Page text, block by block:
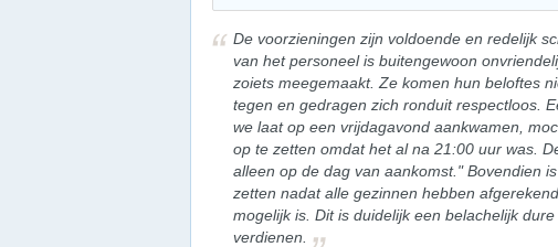
De voorzieningen zijn voldoende en redelijk
van het personeel is buitengewoon
zoiets meegemaakt. Ze komen hun beloftes
tegen en gedragen zich ronduit respectloos.
we laat op een vrijdagavond aankwamen,
op te zetten omdat het al na 21:00 uur was.
alleen op de dag van aankomst." Bovendien
zetten nadat alle gezinnen hebben
mogelijk is. Dit is duidelijk een belachelijk
verdienen.